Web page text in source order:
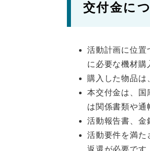
交付金に
活動計画に位置
に必要な機材購
購入した物品は
本交付金は、国
は関係書類や通
活動報告書、金
活動要件を満た
返還が必要です